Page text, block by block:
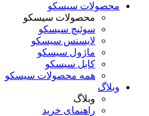
محصولات سیسکو
محصولات سیسکو
سوئیچ سیسکو
لایسنس سیسکو
ماژول سیسکو
کابل سیسکو
همه محصولات سیسکو
وبلاگ
وبلاگ
راهنمای خرید